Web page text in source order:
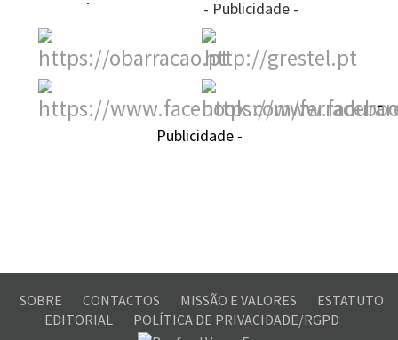
- Publicidade -
-
Publicidade -
SOBRE CONTACTOS MISSÃO E VALORES
ESTATUTO
EDITORIAL
POLÍTICA DE PRIVACIDADE/RGPD